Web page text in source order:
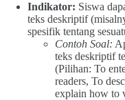
Indikator: Siswa
teks deskriptif
spesifik tentang
Contoh Soal:
teks deskriptif
(Pilihan: To
readers, To
explain how to